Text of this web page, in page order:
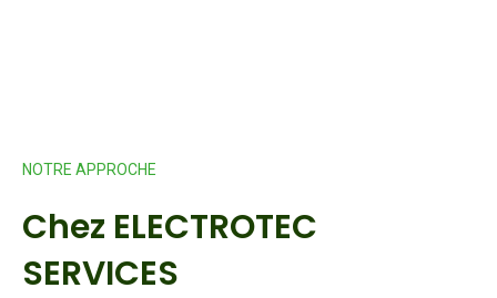
NOTRE APPROCHE
Chez ELECTROTEC
SERVICES